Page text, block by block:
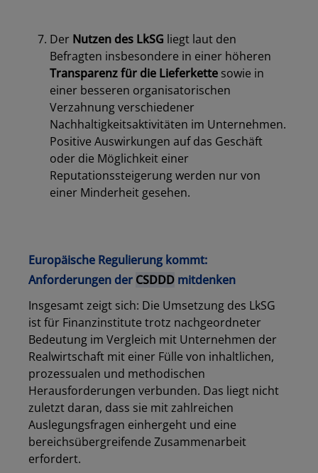
Der Nutzen des LkSG liegt laut den
Befragten insbesondere in einer höheren
Transparenz für die Lieferkette sowie in
einer besseren organisatorischen
Verzahnung verschiedener
Nachhaltigkeitsaktivitäten im Unternehmen.
Positive Auswirkungen auf das Geschäft
oder die Möglichkeit einer
Reputationssteigerung werden nur von
einer Minderheit gesehen.
Europäische Regulierung kommt:
Anforderungen der CSDDD mitdenken
Insgesamt zeigt sich: Die Umsetzung des LkSG
ist für Finanzinstitute trotz nachgeordneter
Bedeutung im Vergleich mit Unternehmen der
Realwirtschaft mit einer Fülle von inhaltlichen,
prozessualen und methodischen
Herausforderungen verbunden. Das liegt nicht
zuletzt daran, dass sie mit zahlreichen
Auslegungsfragen einhergeht und eine
bereichsübergreifende Zusammenarbeit
erfordert.